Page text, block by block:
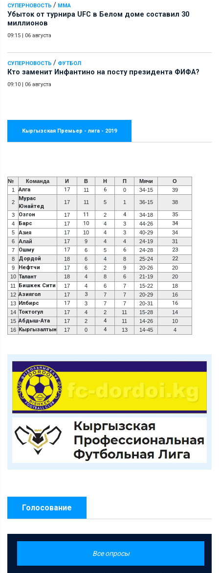
СУПЕРНОВОСТЬ / ММА
Убыток от турнира UFC в Белом доме составил 30
миллионов
09:15 | 06 августа
СУПЕРНОВОСТЬ / ФУТБОЛ
Кто заменит Инфантино на посту президента ФИФА?
09:10 | 06 августа
Кыргызская Премьер - лига - 2019
№ Команда И В Н П Мячи
О
1
Алга 17 11 6 0 34-15 39
2
Мурас
Юнайтед
17 11 5 1 36-15 38
3 Озгон 17 11 2 4 34-18 35
4 Барс 17 10 4 3 44-26 34
5 Азия 17 10 4 3 40-29
34
6
Алай 17 9 4 4 24-19
31
7
Ошму 17 6 5 6 24-28 23
8 Дордой 18 6 4 8 25-24 22
9 Нефтчи 17 6 2 9 20-26
20
10 Талант 18 4 8 6 21-19
20
11
Бишкек Сити 17 4 6 7 15-22
18
12 Азиягол 17 3 7 7 20-29
16
13 Илбирс 17 3 7 7 20-31 16
14 Токтогул 17 4 2 11 15-28
14
15 Абдыш-Ата 17 2 4 11 14-26
10
16 Кыргызалтын 17 0 4 13 14-45 4
Голосование
Все опросы